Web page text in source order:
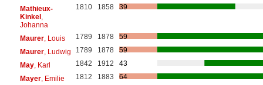
Mathieux-
Kinkel,
Johanna
1810 1858 39
Maurer, Louis 1789 1878
59
Maurer, Ludwig 1789 1878
59
May, Karl 1842 1912
43
Mayer, Emilie 1812 1883
64